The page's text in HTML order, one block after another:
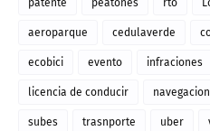
patente peatones rto
aeroparque cedulaverde
ecobici evento infraciones
licencia de conducir navegacion
subes trasnporte uber